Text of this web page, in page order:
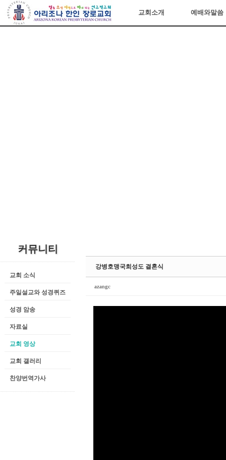
아리조나장로교회
교회소개 예배와말씀
커뮤니티
교회 소식
주일설교와 성경퀴즈
성경 암송
자료실
교회 영상
교회 갤러리
찬양번역가사
강병호맹국희성도 결혼식
azangc
Sketchbook5, 스케치북5